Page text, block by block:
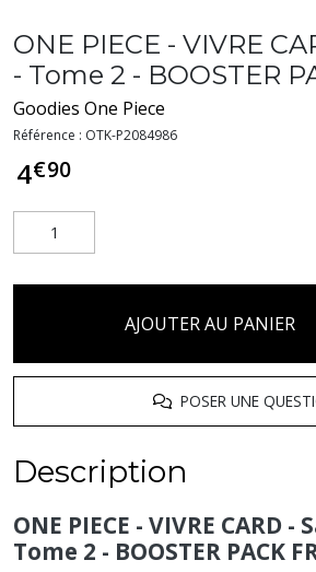
ONE PIECE - VIVRE
- Tome 2 - BOOSTER
Goodies One Piece
Référence : OTK-P2084986
4€90
AJOUTER AU PANIER
POSER UNE
Description
ONE PIECE - VIVRE CARD -
Tome 2 - BOOSTER PACK